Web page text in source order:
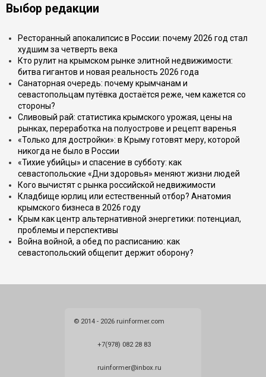
Выбор редакции
Ресторанный апокалипсис в России: почему 2026 год стал
худшим за четверть века
Кто рулит на крымском рынке элитной недвижимости:
битва гигантов и новая реальность 2026 года
Санаторная очередь: почему крымчанам и
севастопольцам путёвка достаётся реже, чем кажется со
стороны?
Сливовый рай: статистика крымского урожая, цены на
рынках, переработка на полуострове и рецепт варенья
«Только для достройки»: в Крыму готовят меру, которой
никогда не было в России
«Тихие убийцы» и спасение в субботу: как
севастопольские «Дни здоровья» меняют жизни людей
Кого вычистят с рынка российской недвижимости
Кладбище юрлиц или естественный отбор? Анатомия
крымского бизнеса в 2026 году
Крым как центр альтернативной энергетики: потенциал,
проблемы и перспективы
Война войной, а обед по расписанию: как
севастопольский общепит держит оборону?
© 2014 - 2026 ruinformer.com
+7(978) 082 28 83
ruinformer@inbox.ru